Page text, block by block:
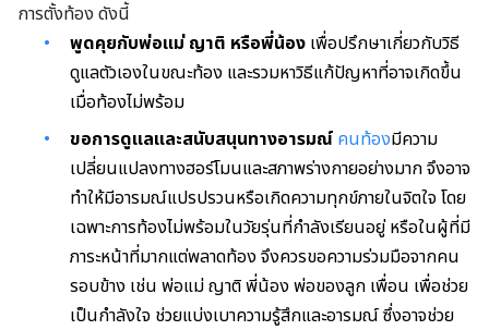
การตั้งท้อง ดังนี้
พูดคุยกับพ่อแม่ ญาติ หรือพี่น้อง เพื่อปรึกษาเกี่ยวกับวิธี
ดูแลตัวเองในขณะท้อง และรวมหาวิธีแก้ปัญหาที่อาจเกิดขึ้น
เมื่อท้องไม่พร้อม
ขอการดูแลและสนับสนุนทางอารมณ์ คนท้องมีความ
เปลี่ยนแปลงทางฮอร์โมนและสภาพร่างกายอย่างมาก จึงอาจ
ทำให้มีอารมณ์แปรปรวนหรือเกิดความทุกข์ภายในจิตใจ โดย
เฉพาะการท้องไม่พร้อมในวัยรุ่นที่กำลังเรียนอยู่ หรือในผู้ที่มี
ภาระหน้าที่มากแต่พลาดท้อง จึงควรขอความร่วมมือจากคน
รอบข้าง เช่น พ่อแม่ ญาติ พี่น้อง พ่อของลูก เพื่อน เพื่อช่วย
เป็นกำลังใจ ช่วยแบ่งเบาความรู้สึกและอารมณ์ ซึ่งอาจช่วย